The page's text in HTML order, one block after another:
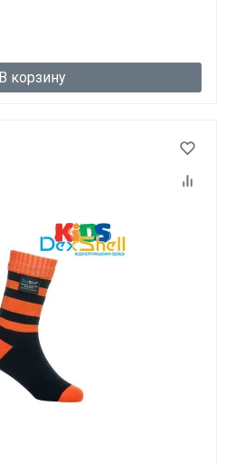
В корзину